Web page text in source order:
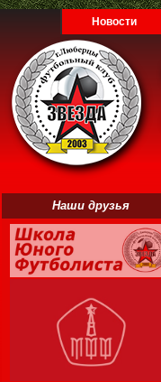
Новости
Наши друзья